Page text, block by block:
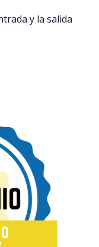
y la salida